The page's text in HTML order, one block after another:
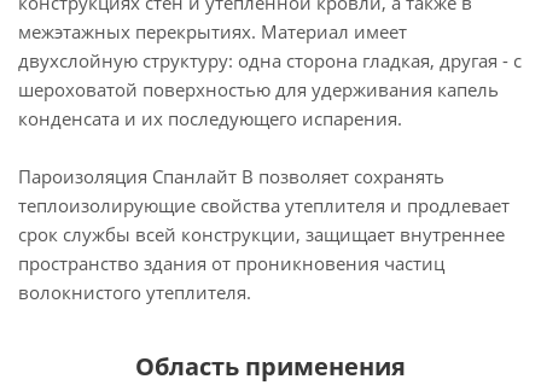
межэтажных перекрытиях. Материал имеет
двухслойную структуру: одна сторона гладкая, другая - с
шероховатой поверхностью для удерживания капель
конденсата и их последующего испарения.
Пароизоляция Спанлайт В позволяет сохранять
теплоизолирующие свойства утеплителя и продлевает
срок службы всей конструкции, защищает внутреннее
пространство здания от проникновения частиц
волокнистого утеплителя.
Область применения